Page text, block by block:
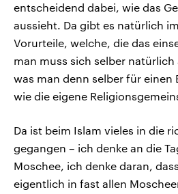
entscheidend dabei, wie das
aussieht. Da gibt es natürlich
Vorurteile, welche, die das
man muss sich selber
was man denn selber für einen
wie die eigene
Da ist beim Islam vieles in die
gegangen – ich denke an die
Moschee, ich denke daran,
eigentlich in fast allen